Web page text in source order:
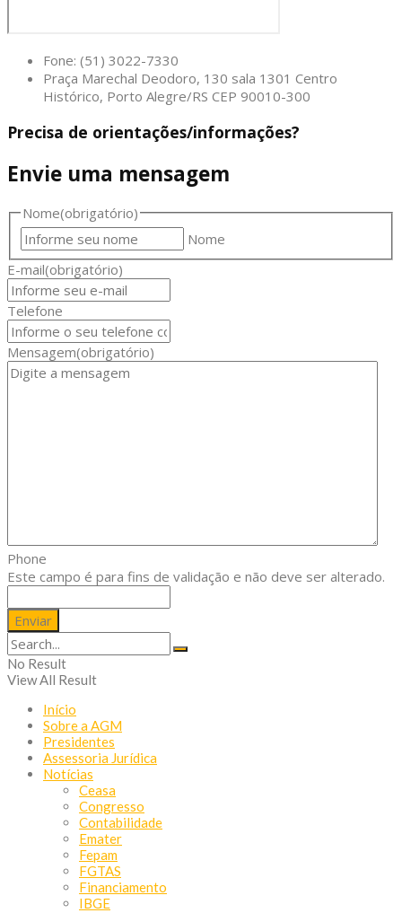
Fone: (51) 3022-7330
Praça Marechal Deodoro, 130 sala 1301 Centro
Histórico, Porto Alegre/RS CEP 90010-300
Precisa de orientações/informações?
Envie uma mensagem
Nome(obrigatório)
Nome
E-mail(obrigatório)
Telefone
Mensagem(obrigatório)
Phone
Este campo é para fins de validação e não deve ser alterado.
No Result
View All Result
Início
Sobre a AGM
Presidentes
Assessoria Jurídica
Notícias
Ceasa
Congresso
Contabilidade
Emater
Fepam
FGTAS
Financiamento
IBGE